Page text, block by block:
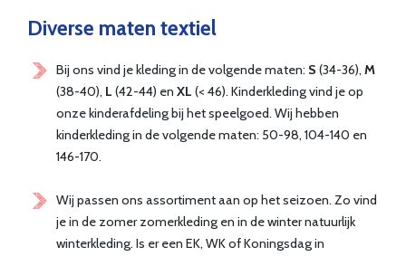
Diverse maten textiel
Bij ons vind je kleding in de volgende maten: S (34-36), M
(38-40), L (42-44) en XL (< 46). Kinderkleding vind je op
onze kinderafdeling bij het speelgoed. Wij hebben
kinderkleding in de volgende maten: 50-98, 104-140 en
146-170.
Wij passen ons assortiment aan op het seizoen. Zo vind
je in de zomer zomerkleding en in de winter natuurlijk
winterkleding. Is er een EK, WK of Koningsdag in